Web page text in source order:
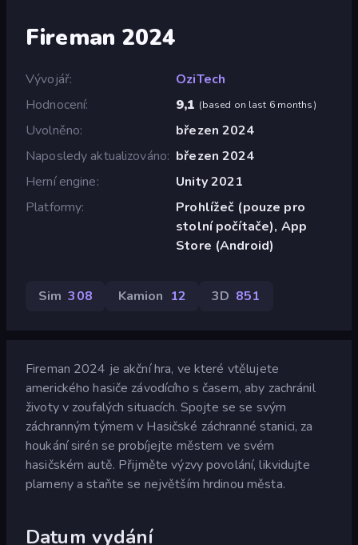
Fireman 2024
Vývojář
OziTech
Hodnocení
9,1 (based on last 6 months)
Uvolněno
březen 2024
Naposledy aktualizováno březen 2024
Herní engine
Unity 2021
Platformy
Prohlížeč (pouze pro
stolní počítače), App
Store (Android)
Sim 308 Kamion 12 3D 851
Fireman 2024 je akční hra, ve které vtělujete
amerického hasiče závodícího s časem, aby zachránil
životy v zoufalých situacích. Spojte se se svým
záchranným týmem v Hasičské záchranné stanici, za
houkání sirén se probíjejte městem ve svém
hasičském autě. Přijměte výzvy povolání, likvidujte
plameny a staňte se největším hrdinou města.
Datum vydání